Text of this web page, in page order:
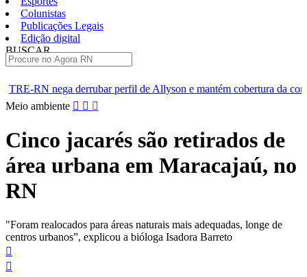
Colunistas
Publicações Legais
Edição digital
BUSCAR
perfil de Allyson e mantém cobertura da convenção
Dupla
Pular
conteúdo
Meio ambiente
Cinco jacarés são retirados de
área urbana em Maracajaú, no
RN
"Foram realocados para áreas naturais mais adequadas, longe de
centros urbanos”, explicou a bióloga Isadora Barreto